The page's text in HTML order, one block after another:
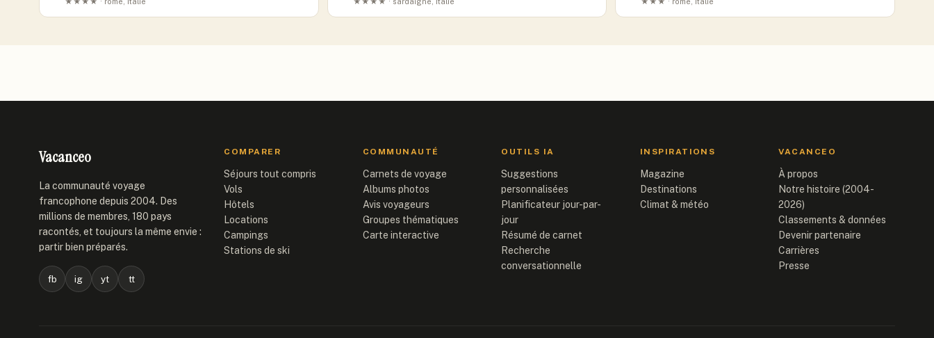
Vacanceo
La communauté voyage
francophone depuis 2004. Des
millions de membres, 180 pays
racontés, et toujours la même envie :
partir bien préparés.
fb ig yt tt
COMPARER
Séjours tout compris
Vols
Hôtels
Locations
Campings
Stations de ski
COMMUNAUTÉ
Carnets de voyage
Albums photos
Avis voyageurs
Groupes thématiques
Carte interactive
OUTILS IA
Suggestions
personnalisées
Planificateur jour-par-
jour
Résumé de carnet
Recherche
conversationnelle
INSPIRATIONS
Magazine
Destinations
Climat & météo
VACANCEO
À propos
Notre histoire (2004-
2026)
Classements & données
Devenir partenaire
Carrières
Presse